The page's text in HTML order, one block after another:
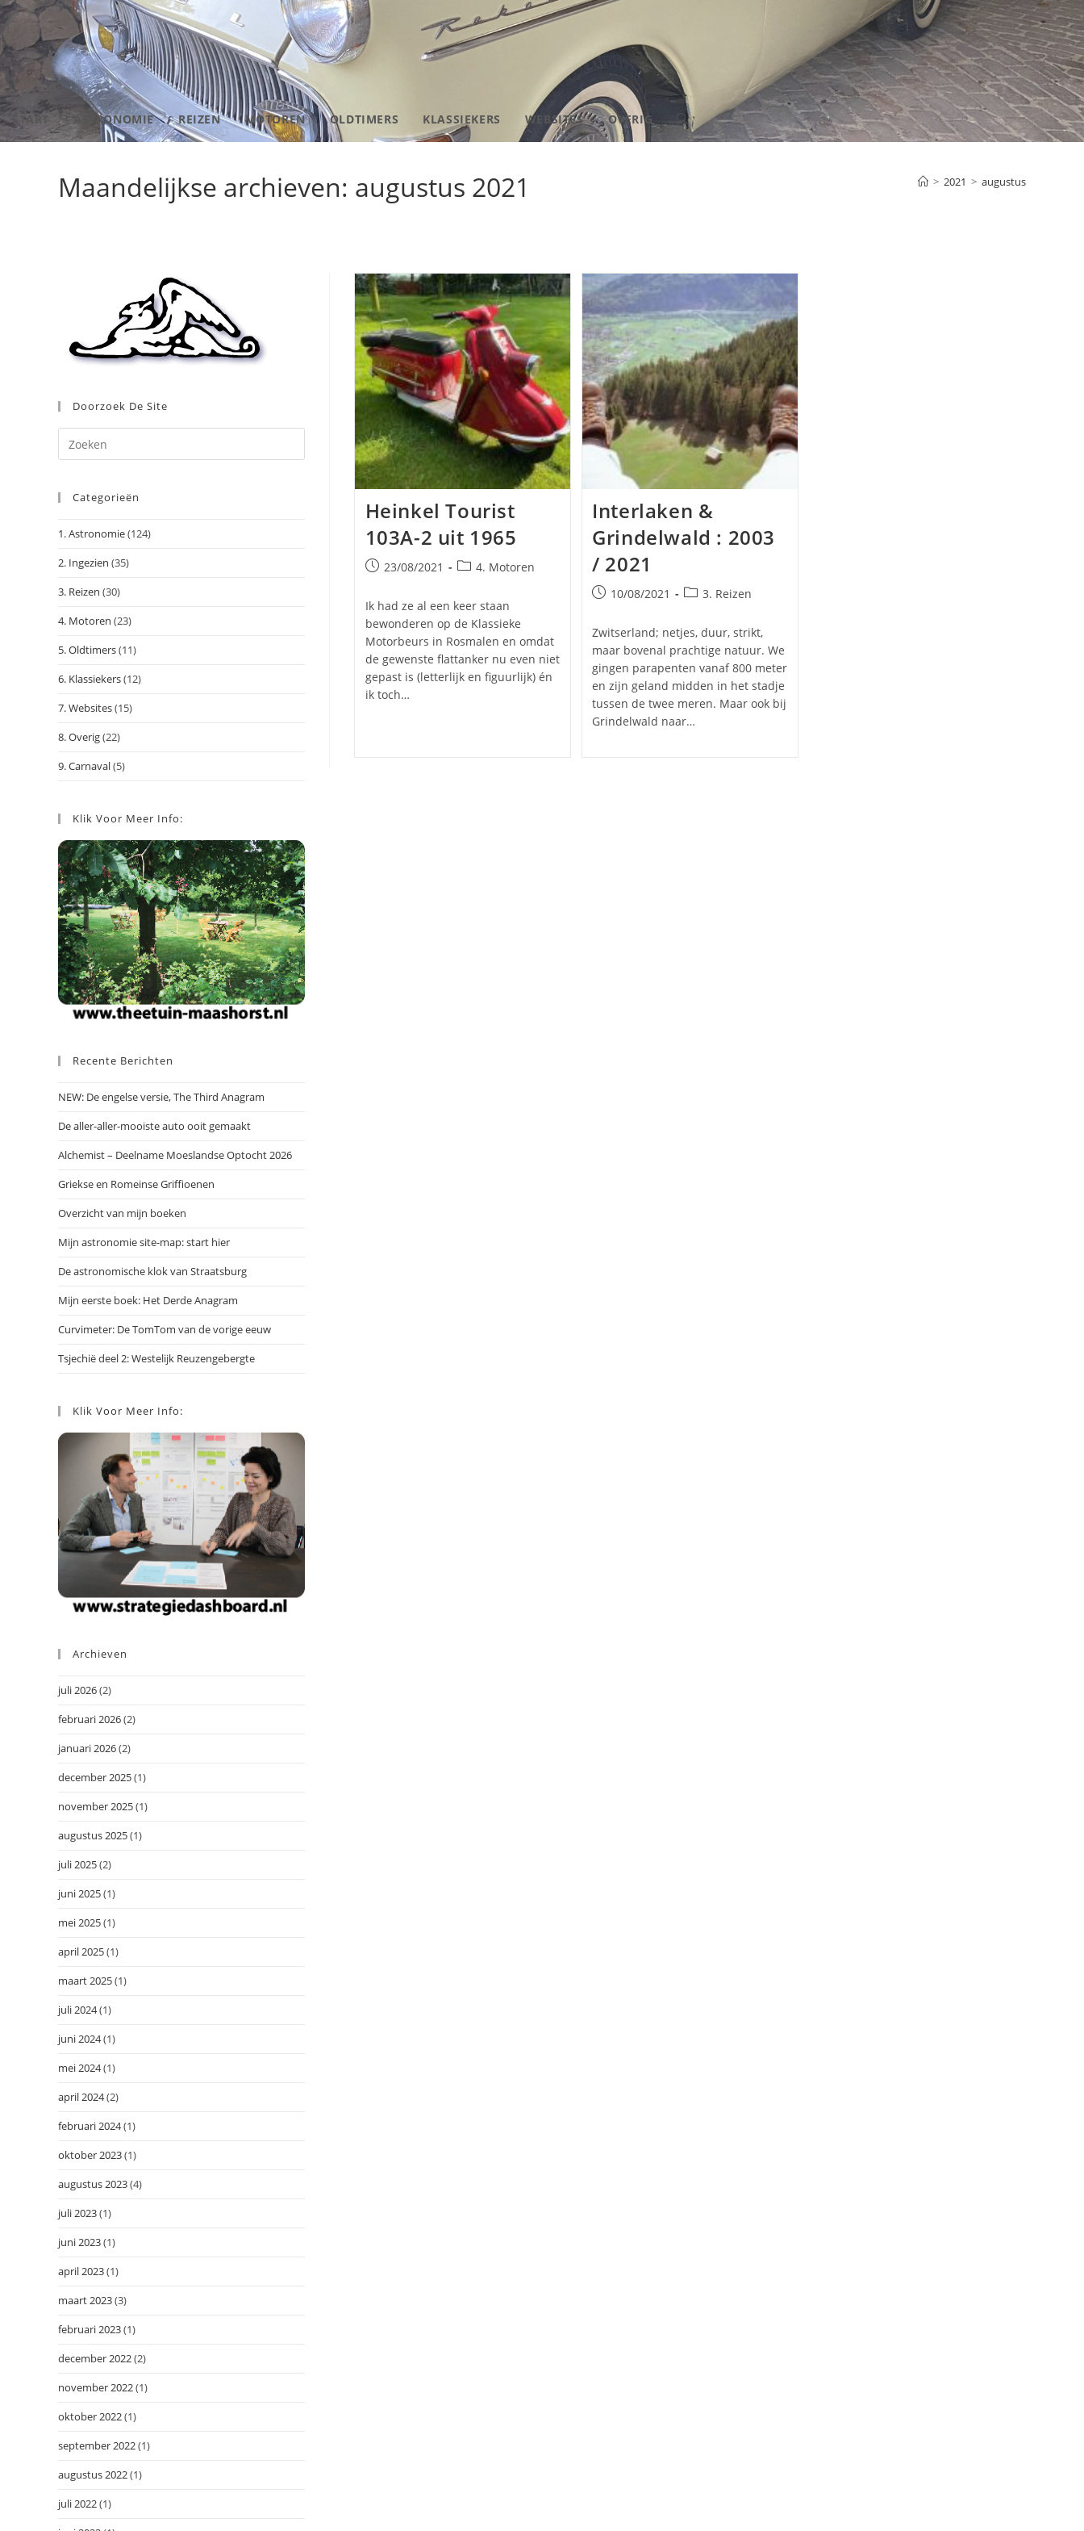
START ASTRONOMIE REIZEN MOTOREN OLDTIMERS KLASSIEKERS WEBSITES OVERIG TOGGLE
Maandelijkse archieven: augustus 2021 > 2021 > augustus
Heinkel Tourist
103A-2 uit 1965
Bericht
op:
23/08/2021 Berichtcategorie:
4. Motoren
Ik had ze al een keer staan
bewonderen op de Klassieke
Motorbeurs in Rosmalen en omdat
de gewenste flattanker nu even niet
gepast is (letterlijk en figuurlijk) én
ik toch…
Interlaken &
Grindelwald : 2003
/ 2021
Bericht
op:
10/08/2021 Berichtcategorie:
3. Reizen
Zwitserland; netjes, duur, strikt,
maar bovenal prachtige natuur. We
gingen parapenten vanaf 800 meter
en zijn geland midden in het stadje
tussen de twee meren. Maar ook bij
Grindelwald naar…
Doorzoek De Site
op
Categorieën
1. Astronomie(124)
2. Ingezien (35)
3. Reizen (30)
4. Motoren (23)
5. Oldtimers(11)
6. Klassiekers(12)
7. Websites(15)
8. Overig(22)
9. Carnaval(5)
Klik Voor Meer Info:
Recente Berichten
NEW: De engelse versie, The Third Anagram
De aller-aller-mooiste auto ooit gemaakt
Alchemist – Deelname Moeslandse Optocht 2026
Griekse en Romeinse Griffioenen
Overzicht van mijn boeken
Mijn astronomie site-map: start hier
De astronomische klok van Straatsburg
Mijn eerste boek: Het Derde Anagram
Curvimeter: De TomTom van de vorige eeuw
Tsjechië deel 2: Westelijk Reuzengebergte
Klik Voor Meer Info:
Archieven
juli 2026(2)
februari 2026(2)
januari 2026(2)
december 2025(1)
november 2025(1)
augustus 2025(1)
juli 2025(2)
juni 2025(1)
mei 2025(1)
april 2025(1)
maart 2025(1)
juli 2024(1)
juni 2024(1)
mei 2024(1)
april 2024(2)
februari 2024(1)
oktober 2023(1)
augustus 2023(4)
juli 2023(1)
juni 2023(1)
april 2023(1)
maart 2023(3)
februari 2023(1)
december 2022(2)
november 2022(1)
oktober 2022(1)
september 2022(1)
augustus 2022(1)
juli 2022(1)